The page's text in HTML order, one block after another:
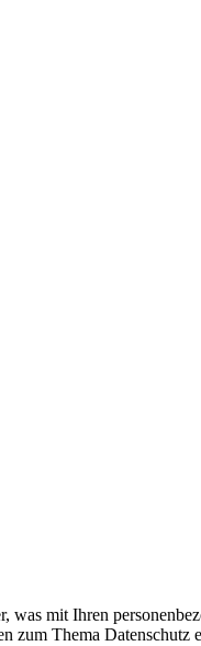
mit Ihren
Thema Datenschutz